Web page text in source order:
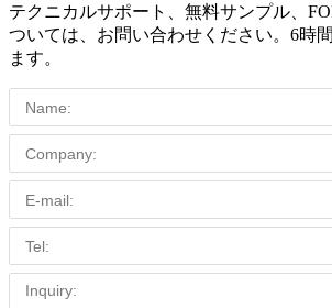
テクニカルサポート、無料サンプル、
ついては、お問い合わせください。6時
ます。